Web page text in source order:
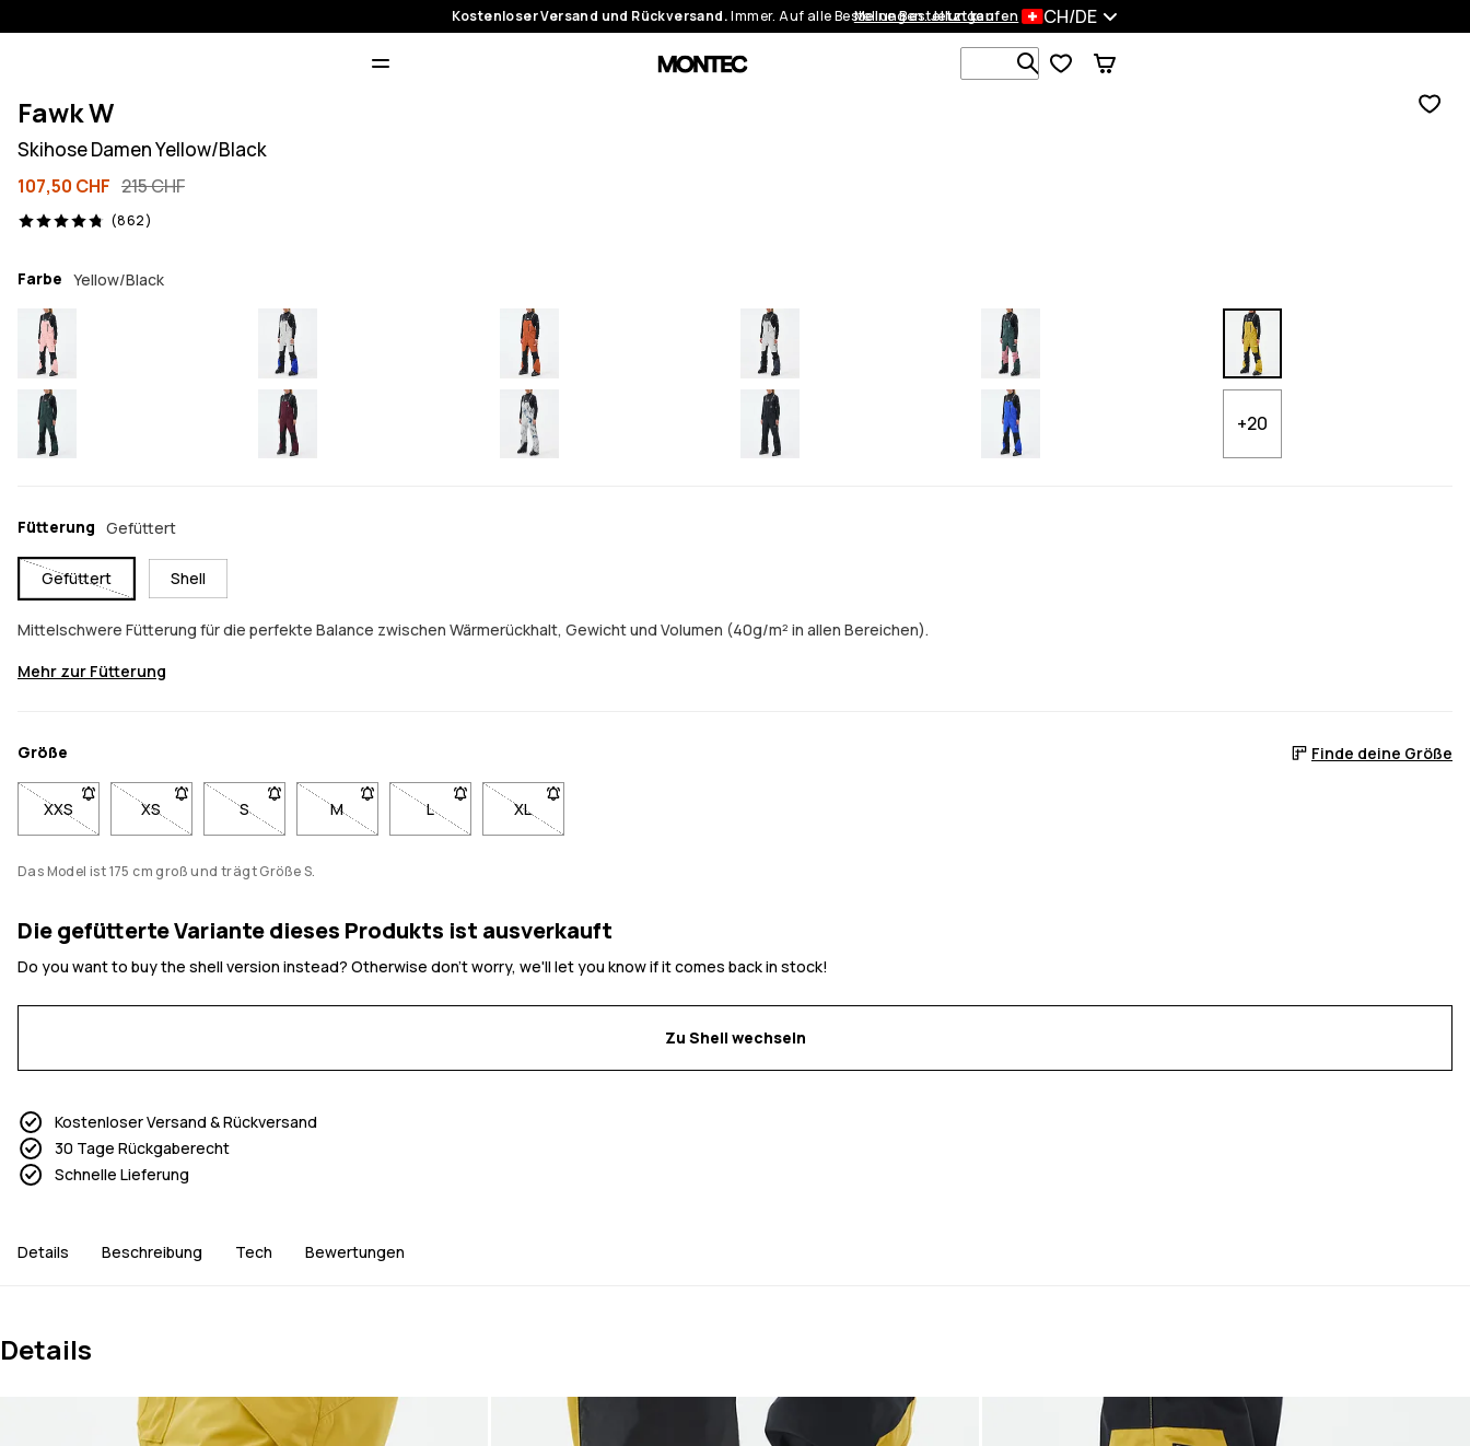
Kostenloser Versand und Rückversand.Immer. Auf alle Bestellungen.Jetzt kaufen
Meine Bestellungen CH/DE
Durchsuche 1 000+ Produkte
Fawk W
Skihose Damen Yellow/Black
107,50 CHF 215 CHF
(862)
862 Reviews, 4.8/5
Farbe Yellow/Black
+20
Fütterung Gefüttert
Gefüttert Shell
Mittelschwere Fütterung für die perfekte Balance zwischen Wärmerückhalt, Gewicht und Volumen (40g/m² in allen Bereichen).
Mehr zur Fütterung
Größe Finde deine Größe
XXS- Größe XXS nicht verfügbar. Klicke, um benachrichtigt zu werden, wenn sie wieder auf Lager ist
XS- Größe XS nicht verfügbar. Klicke, um benachrichtigt zu werden, wenn sie wieder auf Lager ist
S- Größe S nicht verfügbar. Klicke, um benachrichtigt zu werden, wenn sie wieder auf Lager ist
M- Größe M nicht verfügbar. Klicke, um benachrichtigt zu werden, wenn sie wieder auf Lager ist
L- Größe L nicht verfügbar. Klicke, um benachrichtigt zu werden, wenn sie wieder auf Lager ist
XL- Größe XL nicht verfügbar. Klicke, um benachrichtigt zu werden, wenn sie wieder auf Lager ist
Das Model ist 175 cm groß und trägt Größe S.
Die gefütterte Variante dieses Produkts ist ausverkauft
Do you want to buy the shell version instead? Otherwise don't worry, we'll let you know if it comes back in stock!
Zu Shell wechseln
Kostenloser Versand & Rückversand
30 Tage Rückgaberecht
Schnelle Lieferung
Details Beschreibung Tech Bewertungen
Details